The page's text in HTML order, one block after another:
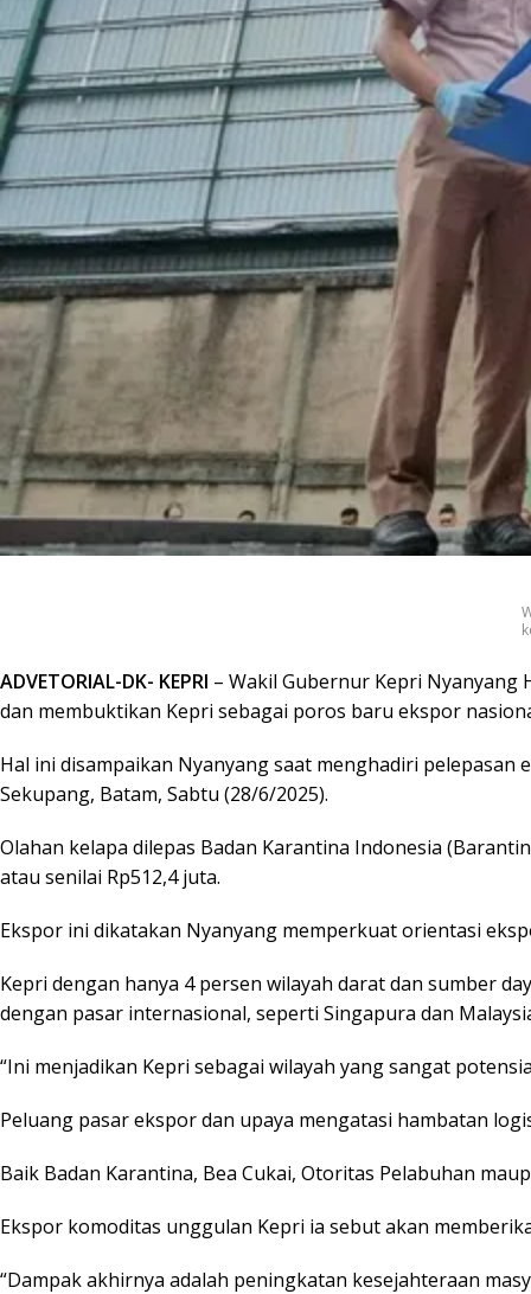
ADVETORIAL-DK- KEPRI – Wakil Gubernur Kepri
dan membuktikan Kepri sebagai poros baru ekspor
Hal ini disampaikan Nyanyang saat menghadiri
Sekupang, Batam, Sabtu (28/6/2025).
Olahan kelapa dilepas Badan Karantina Indonesia
atau senilai Rp512,4 juta.
Ekspor ini dikatakan Nyanyang memperkuat orientasi
Kepri dengan hanya 4 persen wilayah darat dan sumber
dengan pasar internasional, seperti Singapura dan
“Ini menjadikan Kepri sebagai wilayah yang sangat
Peluang pasar ekspor dan upaya mengatasi hambatan
Baik Badan Karantina, Bea Cukai, Otoritas Pelabuhan
Ekspor komoditas unggulan Kepri ia sebut akan
“Dampak akhirnya adalah peningkatan kesejahteraan